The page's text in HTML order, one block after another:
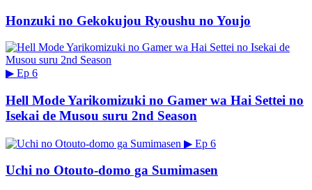
Honzuki no Gekokujou Ryoushu no Youjo
▶ Ep 6
Hell Mode Yarikomizuki no Gamer wa Hai Settei no
Isekai de Musou suru 2nd Season
▶ Ep 6
Uchi no Otouto-domo ga Sumimasen